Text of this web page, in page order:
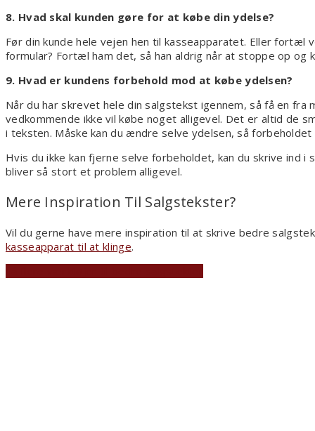
8. Hvad skal kunden gøre for at købe din ydelse?
Før din kunde hele vejen hen til kasseapparatet. Eller fortæl
formular? Fortæl ham det, så han aldrig når at stoppe op og
9. Hvad er kundens forbehold mod at købe ydelsen?
Når du har skrevet hele din salgstekst igennem, så få en
vedkommende ikke vil købe noget alligevel. Det er altid de
i teksten. Måske kan du ændre selve ydelsen, så
Hvis du ikke kan fjerne selve forbeholdet, kan du skrive ind
bliver så stort et problem alligevel.
Mere Inspiration Til Salgstekster?
Vil du gerne have mere inspiration til at skrive bedre
kasseapparat til at klinge.